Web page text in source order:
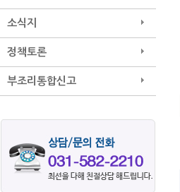
소식지
정책토론
부조리통합신고